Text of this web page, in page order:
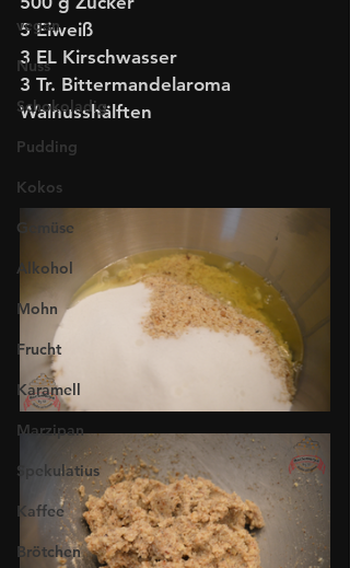
vegan
Nuss
Schokoladig
Pudding
Kokos
Gemüse
Alkohol
Mohn
Frucht
Karamell
Marzipan
Spekulatius
Kaffee
Brötchen
5 Eiweiß
3 EL Kirschwasser
3 Tr. Bittermandelaroma
Walnusshälften